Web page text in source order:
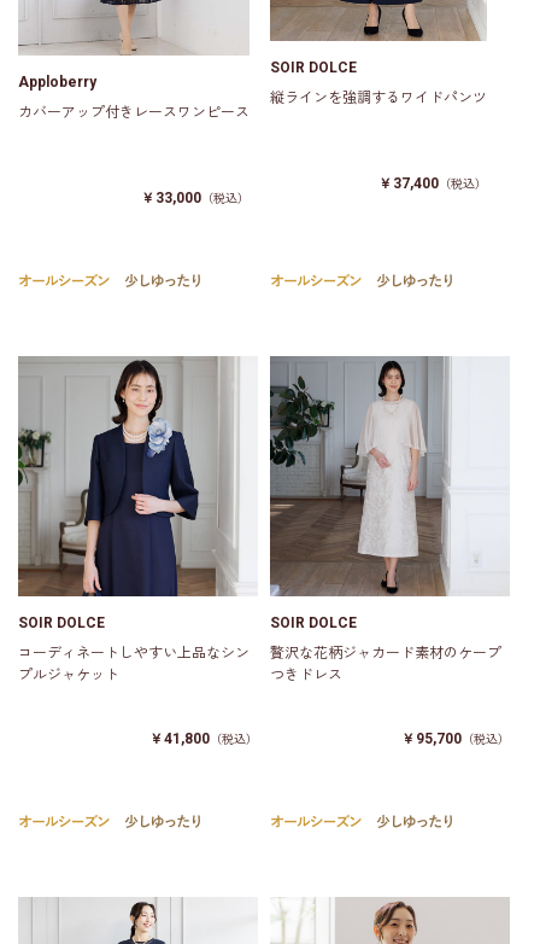
Apploberry
カバーアップ付きレースワンピース
￥33,000 （税込）
SOIR DOLCE
縦ラインを強調するワイドパンツ
￥37,400 （税込）
SOIR DOLCE
コーディネートしやすい上品なシン
プルジャケット
￥41,800 （税込）
SOIR DOLCE
贅沢な花柄ジャカード素材のケープ
つきドレス
￥95,700 （税込）